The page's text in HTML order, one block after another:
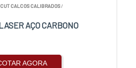
CUT CALCOS CALIBRADOS/
AÇO CARBONO
AGORA